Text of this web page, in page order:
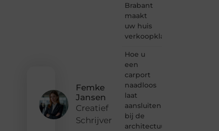
Femke
Jansen
Creatief
Schrijver
Brabant
maakt
uw huis
verkoopklaar
Hoe u
een
carport
naadloos
laat
aansluiten
bij de
architectuur